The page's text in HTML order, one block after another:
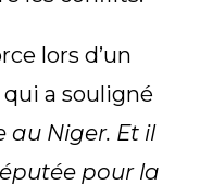
lors d’un
a souligné
au Niger. Et il
pour la